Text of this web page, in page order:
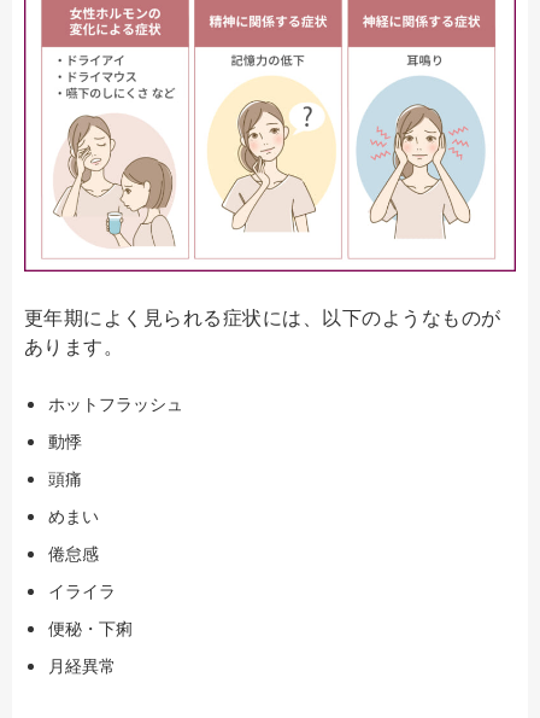
更年期によく見られる症状には、以下のようなものが
あります。
ホットフラッシュ
動悸
頭痛
めまい
倦怠感
イライラ
便秘・下痢
月経異常